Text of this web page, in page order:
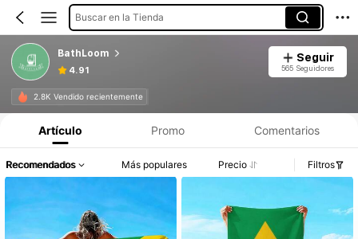
Buscar en la Tienda
BathLoom
4.91
Seguir
565 Seguidores
2.8K Vendido recientemente
Artículo Promo Comentarios
Recomendados Más populares Precio Filtros